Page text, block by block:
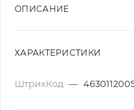
ОПИСАНИЕ
ХАРАКТЕРИСТИКИ
ШтрихКод —